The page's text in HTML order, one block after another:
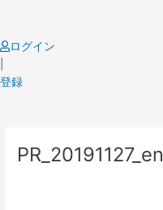
content
ログイン
登録
PR_20191127_en
navigation